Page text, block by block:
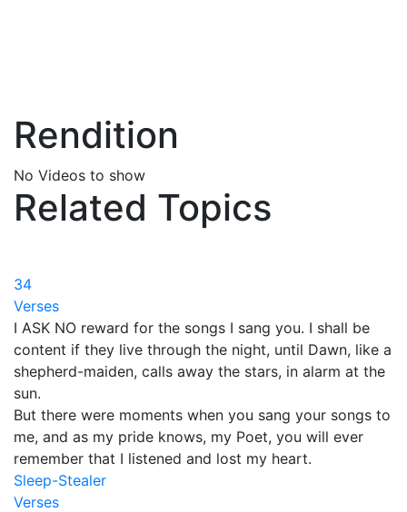
Rendition
No Videos to show
Related Topics
34
Verses
I ASK NO reward for the songs I sang you. I shall be
content if they live through the night, until Dawn, like a
shepherd-maiden, calls away the stars, in alarm at the
sun.
But there were moments when you sang your songs to
me, and as my pride knows, my Poet, you will ever
remember that I listened and lost my heart.
Sleep-Stealer
Verses